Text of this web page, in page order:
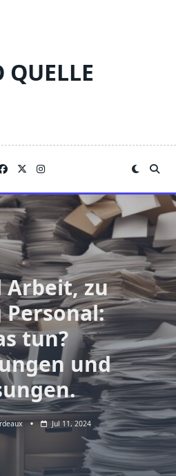
QUELLE
Arbeit, zu
tun?
und
Jul 11, 2024